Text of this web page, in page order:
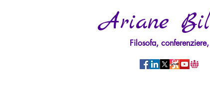
Ariane
Filosofa,